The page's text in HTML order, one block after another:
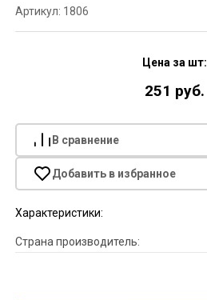
Артикул: 1806
Цена за шт:
251 руб.
В сравнение
Добавить в избранное
Характеристики:
Страна производитель: